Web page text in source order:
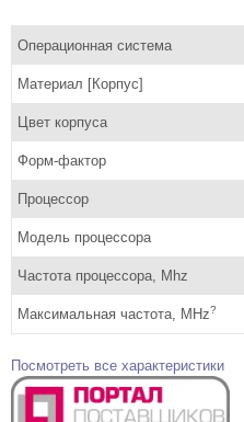
Операционная система
Материал [Корпус]
Цвет корпуса
Форм-фактор
Процессор
Модель процессора
Частота процессора, Mhz
Максимальная частота, MHz?
Посмотреть все характеристики